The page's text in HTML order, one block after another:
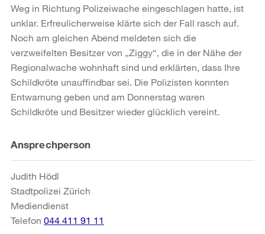
Weg in Richtung Polizeiwache eingeschlagen hatte, ist
unklar. Erfreulicherweise klärte sich der Fall rasch auf.
Noch am gleichen Abend meldeten sich die
verzweifelten Besitzer von „Ziggy“, die in der Nähe der
Regionalwache wohnhaft sind und erklärten, dass Ihre
Schildkröte unauffindbar sei. Die Polizisten konnten
Entwarnung geben und am Donnerstag waren
Schildkröte und Besitzer wieder glücklich vereint.
Weitere
Informationen
Ansprechperson
Judith Hödl
Stadtpolizei Zürich
Mediendienst
Telefon 044 411 91 11